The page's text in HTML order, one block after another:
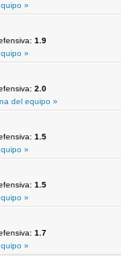
»
1.9
»
2.0
del equipo »
1.5
»
1.5
»
1.7
»